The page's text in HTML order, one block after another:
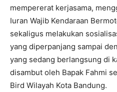
mempererat kerjasama,
Iuran Wajib Kendaraan
sekaligus melakukan
yang diperpanjang sampai
yang sedang berlangsung di
disambut oleh Bapak Fahmi
Bird Wilayah Kota Bandung.